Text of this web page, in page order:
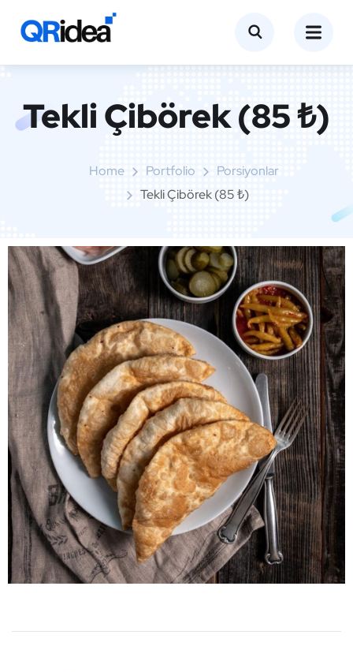
Tekli Çibörek (85 ₺)
Home Portfolio
Porsiyonlar
Tekli Çibörek (85 ₺)